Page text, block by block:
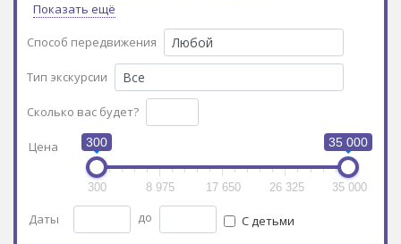
Показать ещё
Способ передвижения
Тип экскурсии
Сколько вас будет?
Цена 300 35 000
300 8 975 17 650 26 325 35 000
Даты до С детьми